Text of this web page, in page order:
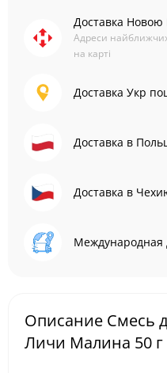
Доставка
Адреси
на карті
Доставка Укр
Доставка в
Доставка в
Международная
Описание Смесь
Личи Малина 50 г